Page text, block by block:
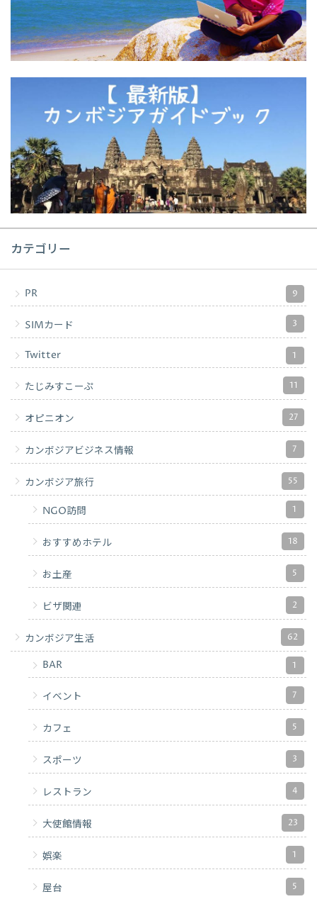
カテゴリー
PR 9
SIMカード 3
Twitter 1
たじみすこーぷ 11
オピニオン 27
カンボジアビジネス情報 7
カンボジア旅行 55
NGO訪問 1
おすすめホテル 18
お土産 5
ビザ関連 2
カンボジア生活 62
BAR 1
イベント 7
カフェ 5
スポーツ 3
レストラン 4
大使館情報 23
娯楽 1
屋台 5